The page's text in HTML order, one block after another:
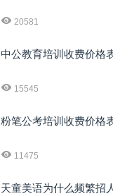
20581
中公教育培训收费价格
15545
粉笔公考培训收费价格
11475
天童美语为什么频繁招